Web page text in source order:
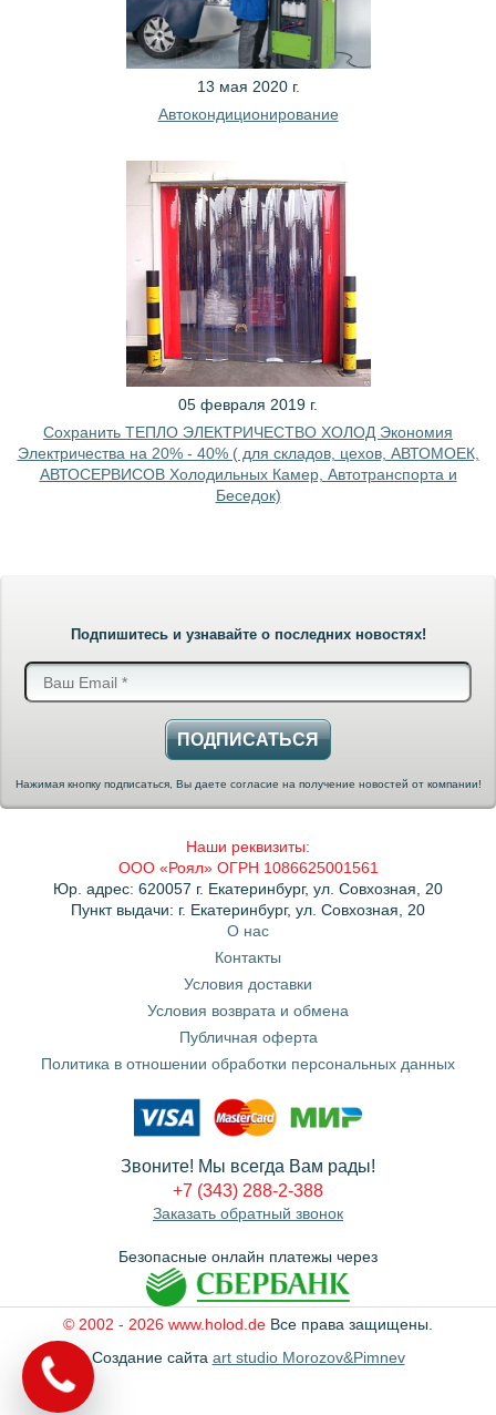
13 мая 2020 г.
Автокондиционирование
05 февраля 2019 г.
Сохранить ТЕПЛО ЭЛЕКТРИЧЕСТВО ХОЛОД Экономия
Электричества на 20% - 40% ( для складов, цехов, АВТОМОЕК,
АВТОСЕРВИСОВ Холодильных Камер, Автотранспорта и
Беседок)
Подпишитесь и узнавайте о последних новостях!
ПОДПИСАТЬСЯ
Нажимая кнопку подписаться, Вы даете согласие на получение новостей от компании!
Наши реквизиты:
ООО «Роял» ОГРН 1086625001561
Юр. адрес: 620057 г. Екатеринбург, ул. Совхозная, 20
Пункт выдачи: г. Екатеринбург, ул. Совхозная, 20
О нас
Контакты
Условия доставки
Условия возврата и обмена
Публичная оферта
Политика в отношении обработки персональных данных
Звоните! Мы всегда Вам рады!
+7 (343) 288-2-388
Заказать обратный звонок
Безопасные онлайн платежы через
© 2002 - 2026 www.holod.de Все права защищены.
Создание сайта art studio Morozov&Pimnev